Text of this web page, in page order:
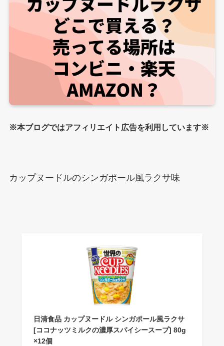
※本ブログではアフィリエイト広告を利用しています※
カップヌードルのシンガポール風ラクサ味
日清食品 カップヌードル シンガポール風ラクサ
[ココナッツミルクの濃厚スパイシースープ] 80g
×12個